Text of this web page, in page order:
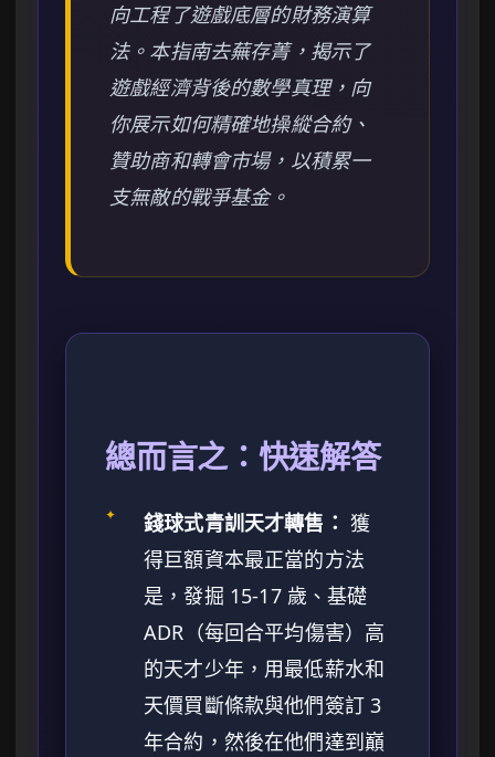
向工程了遊戲底層的財務演算
法。本指南去蕪存菁，揭示了
遊戲經濟背後的數學真理，向
你展示如何精確地操縱合約、
贊助商和轉會市場，以積累一
支無敵的戰爭基金。
總而言之：快速解答
✦ 錢球式青訓天才轉售： 獲
得巨額資本最正當的方法
是，發掘 15-17 歲、基礎
ADR（每回合平均傷害）高
的天才少年，用最低薪水和
天價買斷條款與他們簽訂 3
年合約，然後在他們達到巔